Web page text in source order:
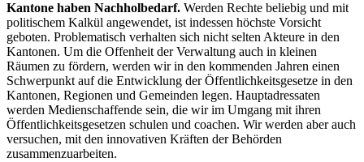
Kantone haben Nachholbedarf. Werden Rechte beliebig und mit
politischem Kalkül angewendet, ist indessen höchste Vorsicht
geboten. Problematisch verhalten sich nicht selten Akteure in den
Kantonen. Um die Offenheit der Verwaltung auch in kleinen
Räumen zu fördern, werden wir in den kommenden Jahren einen
Schwerpunkt auf die Entwicklung der Öffentlichkeitsgesetze in den
Kantonen, Regionen und Gemeinden legen. Hauptadressaten
werden Medienschaffende sein, die wir im Umgang mit ihren
Öffentlichkeitsgesetzen schulen und coachen. Wir werden aber auch
versuchen, mit den innovativen Kräften der Behörden
zusammenzuarbeiten.